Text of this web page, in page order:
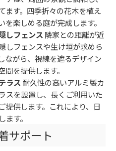
ます。四季折々の花木を植え
を楽しめる庭が完成します。
しフェンス 隣家との距離が近
しフェンスや生け垣が求めら
ながら、視線を遮るデザイン
を提供します。
ラス 耐久性の高いアルミ製カ
スを設置し、長くご利用いた
提供します。これにより、日
す。
サポート